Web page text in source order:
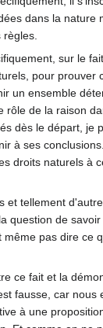
dans la
sur le
pour
un ensemble
de la raison
dès le départ,
à ses
droits naturels
tellement
de
pas dire
ce fait et la
fausse, car
à une